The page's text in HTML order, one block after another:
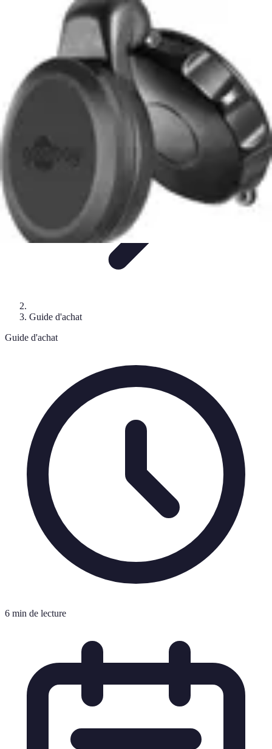
Choix des outils Achat d'outils
Outils Ferme
Guide d'achat
Guide d'achat
6 min de lecture